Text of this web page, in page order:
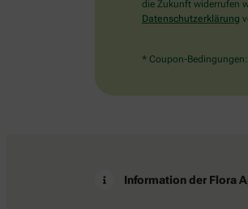
die Zukunft widerrufen
Datenschutzerklärung
* Coupon-
Information der Flora